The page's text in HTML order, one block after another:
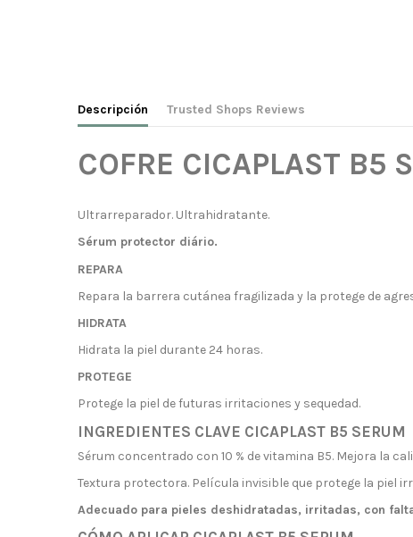
Descripción Trusted Shops Reviews
COFRE CICAPLAST B5
Ultrarreparador. Ultrahidratante.
Sérum protector diário.
REPARA
Repara la barrera cutánea fragilizada y la protege de
HIDRATA
Hidrata la piel durante 24 horas.
PROTEGE
Protege la piel de futuras irritaciones y sequedad.
INGREDIENTES CLAVE CICAPLAST B5 SERUM
Sérum concentrado con 10 % de vitamina B5. Mejora la
Textura protectora. Película invisible que protege la piel
Adecuado para pieles deshidratadas, irritadas, con